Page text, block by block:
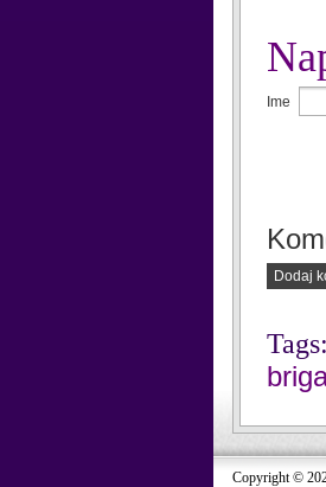
Ime
Dodaj
Tags:
Copyright ©